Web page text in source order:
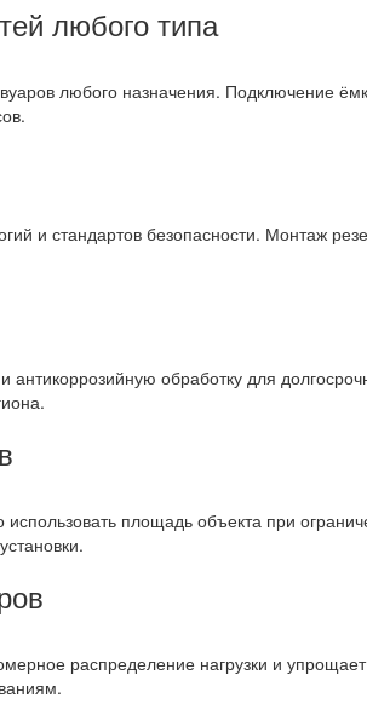
любого типа
любого назначения. Подключение
и стандартов безопасности. Монтаж
обработку для
площадь объекта при
распределение нагрузки и